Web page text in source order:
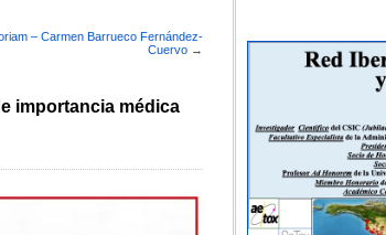
– Carmen Barrueco Fernández-
Cuervo →
importancia médica